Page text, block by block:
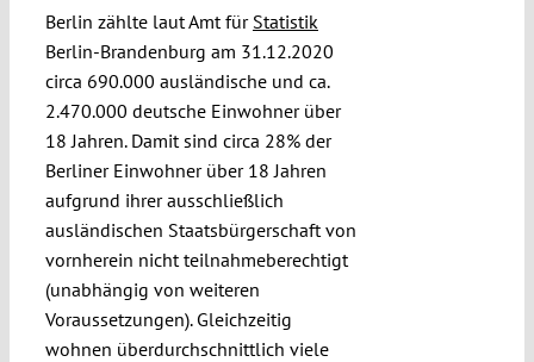
Berlin zählte laut Amt für Statistik
Berlin-Brandenburg am 31.12.2020
circa 690.000 ausländische und ca.
2.470.000 deutsche Einwohner über
18 Jahren. Damit sind circa 28% der
Berliner Einwohner über 18 Jahren
aufgrund ihrer ausschließlich
ausländischen Staatsbürgerschaft von
vornherein nicht teilnahmeberechtigt
(unabhängig von weiteren
Voraussetzungen). Gleichzeitig
wohnen überdurchschnittlich viele